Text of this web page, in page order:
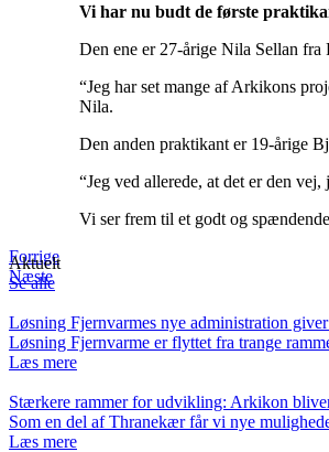
Vi har nu budt de første
Den ene er 27-årige Nila Sellan
“Jeg har set mange af Arkikons
Nila.
Den anden praktikant er 19-årige
“Jeg ved allerede, at det er den
Vi ser frem til et godt og
Forrige
Næste
Aktuelt
Se alle
Løsning Fjernvarmes nye administration
Løsning Fjernvarme er flyttet fra trange
Læs mere
Stærkere rammer for udvikling: Arkikon
Som en del af Thranekær får vi nye
Læs mere